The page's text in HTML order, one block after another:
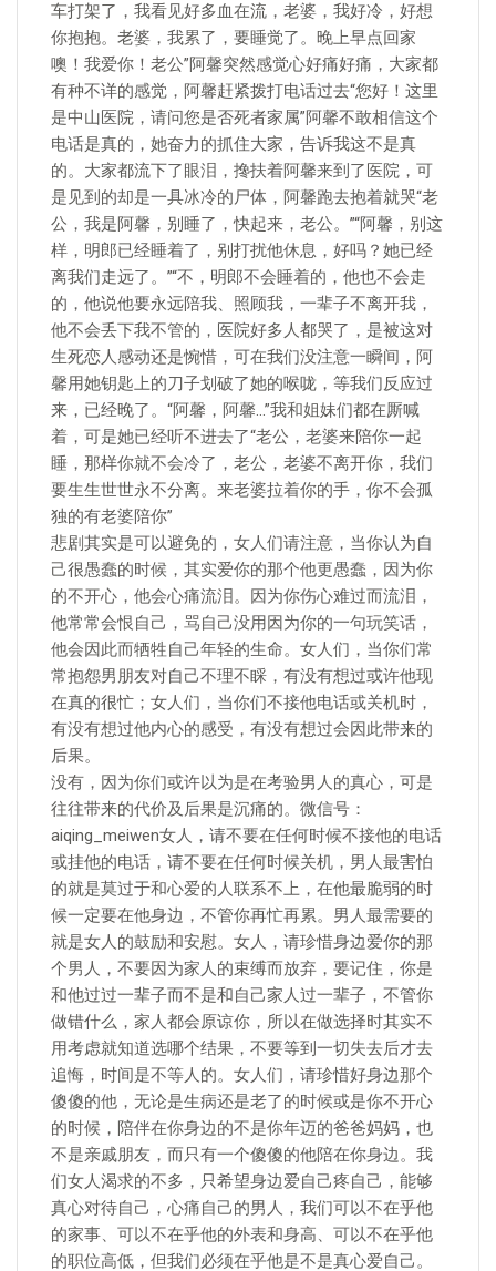
车打架了，我看见好多血在流，老婆，我好冷，好想
你抱抱。老婆，我累了，要睡觉了。晚上早点回家
噢！我爱你！老公”阿馨突然感觉心好痛好痛，大家都
有种不详的感觉，阿馨赶紧拨打电话过去“您好！这里
是中山医院，请问您是否死者家属”阿馨不敢相信这个
电话是真的，她奋力的抓住大家，告诉我这不是真
的。大家都流下了眼泪，搀扶着阿馨来到了医院，可
是见到的却是一具冰冷的尸体，阿馨跑去抱着就哭“老
公，我是阿馨，别睡了，快起来，老公。”“阿馨，别这
样，明郎已经睡着了，别打扰他休息，好吗？她已经
离我们走远了。”“不，明郎不会睡着的，他也不会走
的，他说他要永远陪我、照顾我，一辈子不离开我，
他不会丢下我不管的，医院好多人都哭了，是被这对
生死恋人感动还是惋惜，可在我们没注意一瞬间，阿
馨用她钥匙上的刀子划破了她的喉咙，等我们反应过
来，已经晚了。“阿馨，阿馨…”我和姐妹们都在厮喊
着，可是她已经听不进去了“老公，老婆来陪你一起
睡，那样你就不会冷了，老公，老婆不离开你，我们
要生生世世永不分离。来老婆拉着你的手，你不会孤
独的有老婆陪你”
悲剧其实是可以避免的，女人们请注意，当你认为自
己很愚蠢的时候，其实爱你的那个他更愚蠢，因为你
的不开心，他会心痛流泪。因为你伤心难过而流泪，
他常常会恨自己，骂自己没用因为你的一句玩笑话，
他会因此而牺牲自己年轻的生命。女人们，当你们常
常抱怨男朋友对自己不理不睬，有没有想过或许他现
在真的很忙；女人们，当你们不接他电话或关机时，
有没有想过他内心的感受，有没有想过会因此带来的
后果。
没有，因为你们或许以为是在考验男人的真心，可是
往往带来的代价及后果是沉痛的。微信号：
aiqing_meiwen女人，请不要在任何时候不接他的电话
或挂他的电话，请不要在任何时候关机，男人最害怕
的就是莫过于和心爱的人联系不上，在他最脆弱的时
候一定要在他身边，不管你再忙再累。男人最需要的
就是女人的鼓励和安慰。女人，请珍惜身边爱你的那
个男人，不要因为家人的束缚而放弃，要记住，你是
和他过过一辈子而不是和自己家人过一辈子，不管你
做错什么，家人都会原谅你，所以在做选择时其实不
用考虑就知道选哪个结果，不要等到一切失去后才去
追悔，时间是不等人的。女人们，请珍惜好身边那个
傻傻的他，无论是生病还是老了的时候或是你不开心
的时候，陪伴在你身边的不是你年迈的爸爸妈妈，也
不是亲戚朋友，而只有一个傻傻的他陪在你身边。我
们女人渴求的不多，只希望身边爱自己疼自己，能够
真心对待自己，心痛自己的男人，我们可以不在乎他
的家事、可以不在乎他的外表和身高、可以不在乎他
的职位高低，但我们必须在乎他是不是真心爱自己。